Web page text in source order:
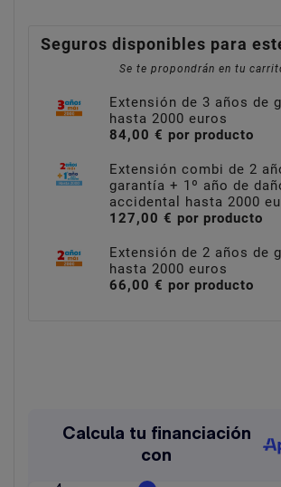
Seguros disponibles para
Se te propondrán en tu
Extensión de 3 años de
hasta 2000 euros
84,00 € por producto
Extensión combi de 2
garantía + 1º año de
accidental hasta 2000
127,00 € por producto
Extensión de 2 años de
hasta 2000 euros
66,00 € por producto